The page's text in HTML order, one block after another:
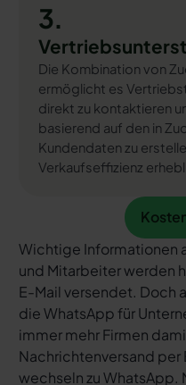
3.
Die Kombination von
ermöglicht es
direkt zu kontaktieren
basierend auf den in
Kundendaten zu
Verkaufseffizienz
Wichtige Informationen
und Mitarbeiter werden
E-Mail versendet. Doch
die WhatsApp für
immer mehr Firmen
Nachrichtenversand per
wechseln zu WhatsApp.